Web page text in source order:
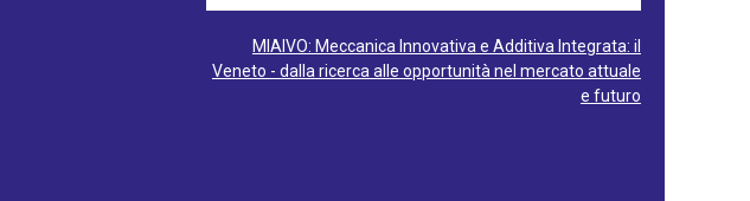
MIAIVO: Meccanica Innovativa e Additiva Integrata: il
Veneto - dalla ricerca alle opportunità nel mercato attuale
e futuro